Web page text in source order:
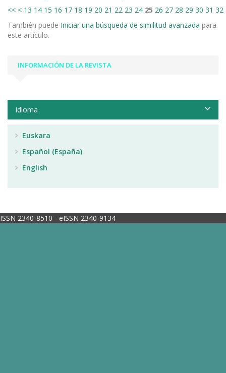
<< < 13 14 15 16 17 18 19 20 21 22 23 24 25 26 27 28 29 30 31 32
También puede Iniciar una búsqueda de similitud avanzada para
este artículo.
INFORMACIÓN DE LA REVISTA
Idioma
Euskara
Español (España)
English
ISSN 2340-8510 - eISSN 2340-9134